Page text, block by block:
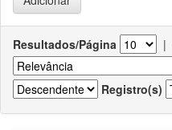
Resultados/Página |
Registro(s)